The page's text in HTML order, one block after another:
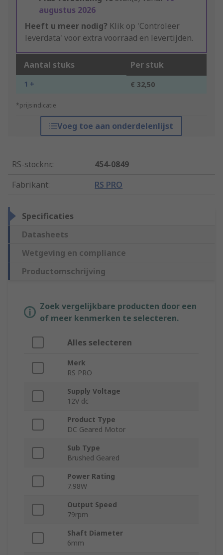
augustus 2026
Heeft u meer nodig? Klik op 'Controleer
leverdata' voor extra voorraad en levertijden.
Aantal stuks Per stuk
1 + € 32,50
*prijsindicatie
Voeg toe aan onderdelenlijst
RS-stocknr.:
454-0849
Fabrikant: RS PRO
Specificaties
Datasheets
Wetgeving en compliance
Productomschrijving
Zoek vergelijkbare producten door een
of meer kenmerken te selecteren.
Alles selecteren
Merk
RS PRO
Supply Voltage
12V dc
Product Type
DC Geared Motor
Sub Type
Brushed Geared
Power Rating
7.98W
Output Speed
79rpm
Shaft Diameter
6mm